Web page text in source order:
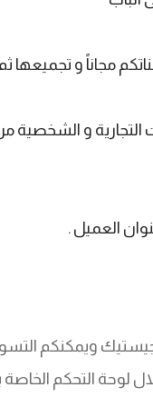
مجاناً و تجميعها
و الشخصية
العميل .
ويمكنكم
لوحة التحكم